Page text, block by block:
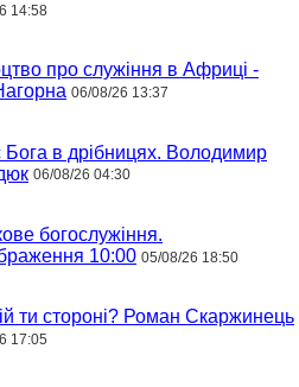
14:58
про служіння в Африці -
06/08/26 13:37
Бога в дрібницях. Володимир
06/08/26 04:30
богослужіння.
10:00 05/08/26 18:50
ти стороні? Роман Скаржинець
17:05